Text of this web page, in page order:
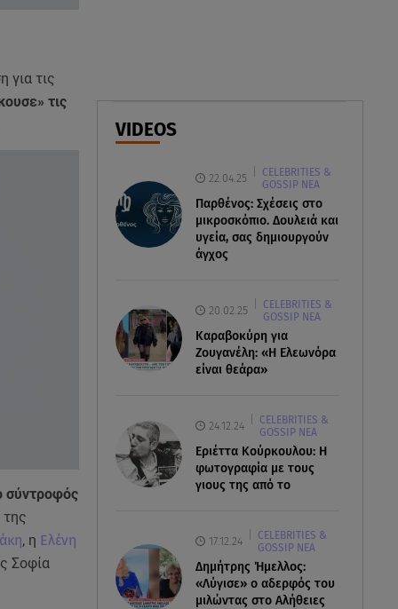
500€ τον μήνα
06.08.26 , 12:02
Η Βελμάρ δίνει το Fiat 500
Hybrid από 18.990 ευρώ
VIDEOS
22.04.25
CELEBRITIES &
GOSSIP ΝΕΑ
Παρθένος: Σχέσεις στο
μικροσκόπιο. Δουλειά και
υγεία, σας δημιουργούν
άγχος
20.02.25
CELEBRITIES &
GOSSIP ΝΕΑ
Καραβοκύρη για
Ζουγανέλη: «Η Ελεωνόρα
είναι θεάρα»
24.12.24
CELEBRITIES &
GOSSIP ΝΕΑ
Εριέττα Κούρκουλου: Η
φωτογραφία με τους
γιους της από το
17.12.24
CELEBRITIES &
GOSSIP ΝΕΑ
Δημήτρης Ήμελλος:
«Λύγισε» ο αδερφός του
μιλώντας στο Αλήθειες
για τις
τις
σύντροφός
, η Ελένη
Σοφία